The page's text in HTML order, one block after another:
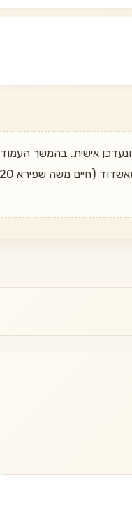
רוצים לדעת מתי הוא חוזר? שלחו הודעה בוואטסאפ ל־050-497-6611 ונעדכן אישית. בהמשך העמוד